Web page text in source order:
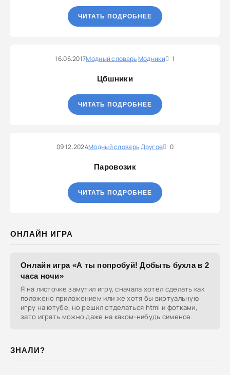
ЧИТАТЬ ПОДРОБНЕЕ
16.06.2017Модный словарьМодники 1
Цбшники
ЧИТАТЬ ПОДРОБНЕЕ
09.12.2024Модный словарьДругое 0
Паровозик
ЧИТАТЬ ПОДРОБНЕЕ
ОНЛАЙН ИГРА
Онлайн игра «А ты попробуй! Добыть бухла в 2
часа ночи»
Я на листочке замутил игру, сначала хотел сделать как
положено приложением или же хотя бы виртуальную
игру на ютубе, но решил отделаться html и фотками,
зато играть можно даже на каком-нибудь сименсе.
ЗНАЛИ?